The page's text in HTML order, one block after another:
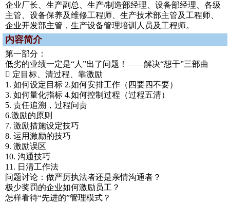
企业厂长、生产副总、生产/制造部经理、设备部经理、各级
主管、设备保养及维修工程师、生产技术部主管及工程师、
企业开发部主管，生产设备管理培训人员及工程师。
内容简介
第一部分：
低劣的业绩一定是“人”出了问题！——解决“想干”三部曲
 定目标、清过程、靠激励
1. 如何设定目标 2.如何安排工作（四要四不要）
3. 如何量化指标 4.如何控制过程（过程五清）
5. 责任追溯，过程问责
6.激励的原则
7. 激励措施设定技巧
8. 运用激励的技巧
9. 激励误区
10. 沟通技巧
11. 日清工作法
问题讨论：做严厉执法者还是亲情沟通者？
极少奖罚的企业如何激励员工？
怎样看待“先进的”管理模式？